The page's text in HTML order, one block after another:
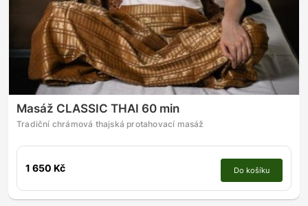
Masáž CLASSIC THAI 60 min
Tradiční chrámová thajská protahovací masáž
1 650 Kč Do košíku